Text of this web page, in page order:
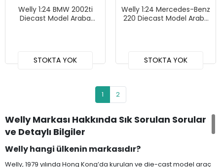
Welly 1:24 BMW 2002ti
Diecast Model Araba
STOKTA YOK
Welly 1:24 Mercedes-Benz
220 Diecast Model Araba
STOKTA YOK
1 2
Welly Markası Hakkında Sık Sorulan Sorular
ve Detaylı Bilgiler
Welly hangi ülkenin markasıdır?
Welly, 1979 yılında Hong Kong’da kurulan ve die-cast model araç